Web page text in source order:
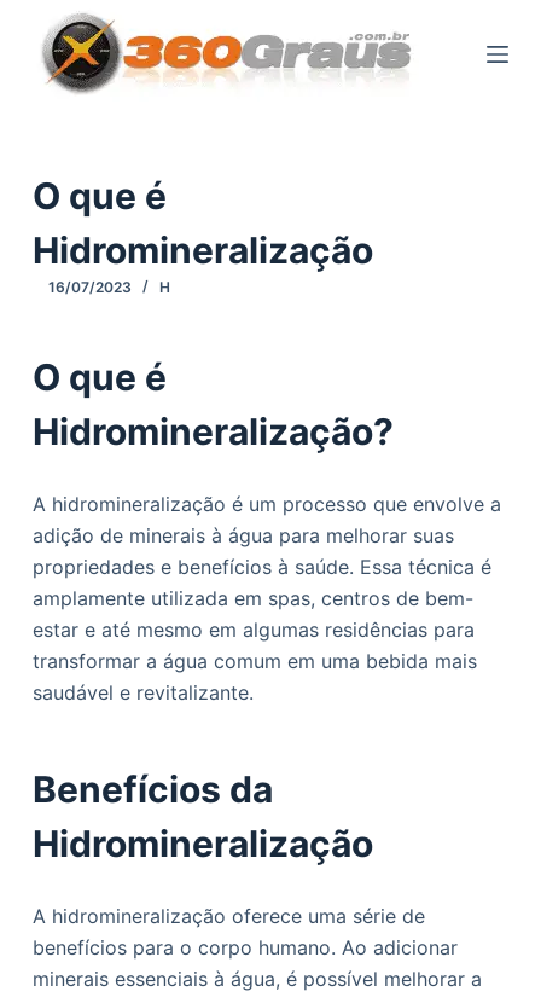
p
o
d
o
O que é
Hidromineralização
16/07/2023 H
O que é
Hidromineralização?
A hidromineralização é um processo que envolve a
adição de minerais à água para melhorar suas
propriedades e benefícios à saúde. Essa técnica é
amplamente utilizada em spas, centros de bem-
estar e até mesmo em algumas residências para
transformar a água comum em uma bebida mais
saudável e revitalizante.
Benefícios da
Hidromineralização
A hidromineralização oferece uma série de
benefícios para o corpo humano. Ao adicionar
minerais essenciais à água, é possível melhorar a